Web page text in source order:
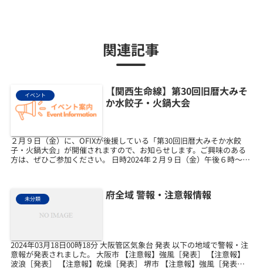
関連記事
イベント
【関西生命線】第30回旧暦大みそ
か水餃子・火鍋大会
２月９日（金）に、OFIXが後援している「第30回旧暦大みそか水餃
子・火鍋大会」が開催されますので、お知らせします。ご興味のある
方は、ぜひご参加ください。 日時2024年２月９日（金）午後６時～８
未分類 府全域 警報・注意報情報
2024年03月18日00時18分 大阪管区気象台 発表 以下の地域で警報・注
意報が発表されました。 大阪市 【注意報】強風［発表］ 【注意報】
波浪［発表］ 【注意報】乾燥［発表］ 堺市 【注意報】強風［発表］